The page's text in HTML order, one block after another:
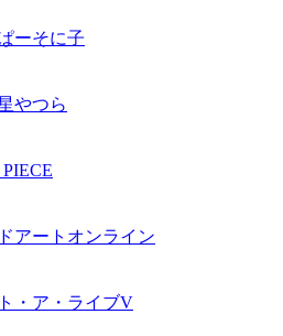
ーそに子
やつら
アートオンライン
・ア・ライブV